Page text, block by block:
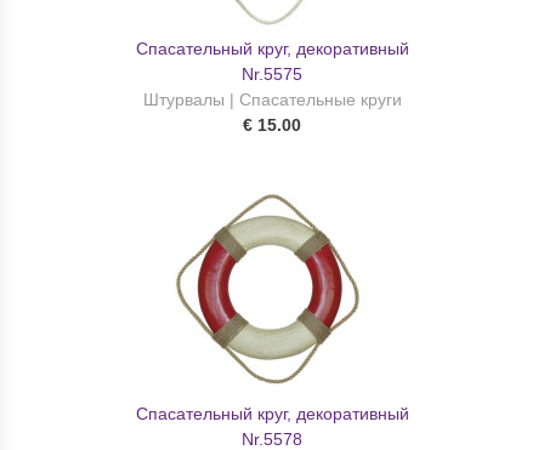
Спасательный круг, декоративный
Nr.5575
Штурвалы | Спасательные круги
€ 15.00
Спасательный круг, декоративный
Nr.5578